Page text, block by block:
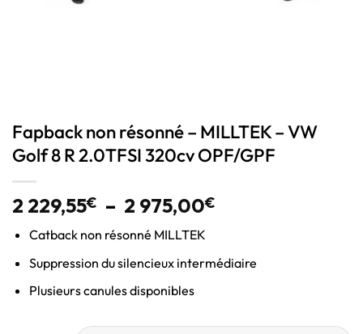
Fapback non résonné – MILLTEK – VW
Golf 8 R 2.0TFSI 320cv OPF/GPF
2 229,55€ – 2 975,00€
Catback non résonné MILLTEK
Suppression du silencieux intermédiaire
Plusieurs canules disponibles